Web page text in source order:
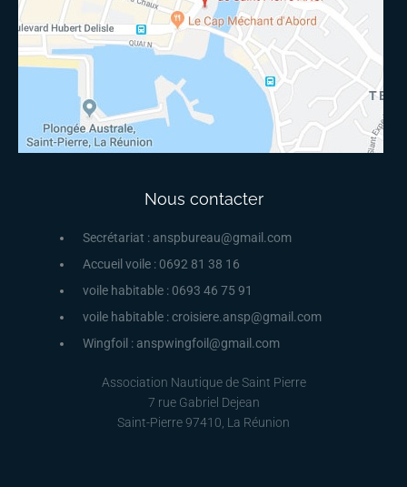
Nous contacter
Secrétariat : anspbureau@gmail.com
Accueil voile : 0692 81 38 16
voile habitable : 0693 46 75 91
voile habitable : croisiere.ansp@gmail.com
Wingfoil : anspwingfoil@gmail.com
Association Nautique de Saint Pierre
7 rue Gabriel Dejean
Saint-Pierre 97410, La Réunion